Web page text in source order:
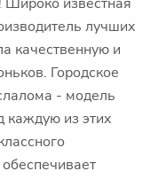
известная
лучших
качественную и
Городское
- модель
каждую из этих